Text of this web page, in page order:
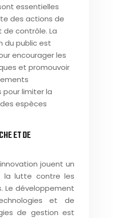
essentielles
des actions de
contrôle. La
du public est
encourager les
et promouvoir
pour limiter la
espèces
ET DE
jouent un
la lutte contre les
Le développement
et de
de gestion est